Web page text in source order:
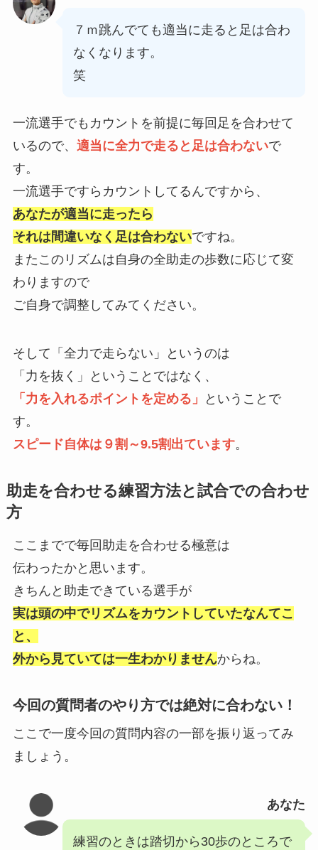
７ｍ跳んでても適当に走ると足は合わ
なくなります。
笑
一流選手でもカウントを前提に毎回足を合わせて
いるので、 適当に全力で走ると足は合わないで
す。
一流選手ですらカウントしてるんですから、
あなたが適当に走ったら
それは間違いなく足は合わないですね。
またこのリズムは自身の全助走の歩数に応じて変
わりますので
ご自身で調整してみてください。
そして「全力で走らない」というのは
「力を抜く」ということではなく、
「 力を入れるポイントを定める」
ということで
す。
スピード自体は９割～9.5割出ています。
助走を合わせる練習方法と試合での合わせ
方
ここまでで毎回助走を合わせる極意は
伝わったかと思います。
きちんと助走できている選手が
実は頭の中でリズムをカウントしていたなんてこ
と、
外から見ていては一生わかりませんからね。
今回の質問者のやり方では絶対に合わない！
ここで一度今回の質問内容の一部を振り返ってみ
ましょう。
あなた
練習のときは踏切から30歩のところで